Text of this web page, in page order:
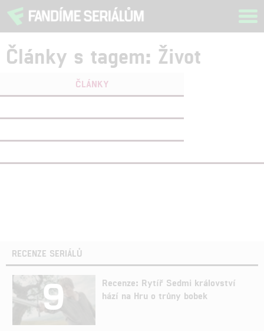
Články s tagem: Život
ČLÁNKY
RECENZE SERIÁLŮ
9
Recenze: Rytíř Sedmi království
hází na Hru o trůny bobek